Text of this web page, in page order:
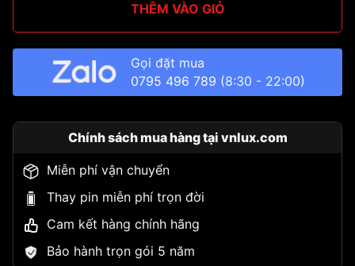
THÊM VÀO GIỎ
Gọi đặt mua
0795 496 789 (8:30 - 22:00)
Chính sách mua hàng tại vnlux.com
Miễn phí vận chuyển
Thay pin miễn phí trọn đời
Cam kết hàng chính hãng
Bảo hành trọn gói 5 năm